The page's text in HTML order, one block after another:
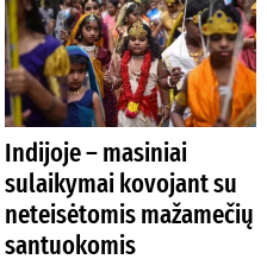
Indijoje – masiniai
sulaikymai kovojant su
neteisėtomis mažamečių
santuokomis